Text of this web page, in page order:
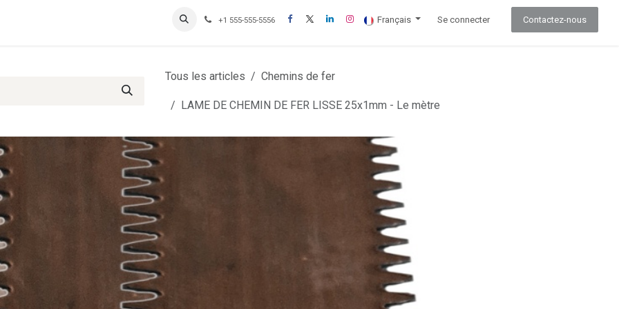
Inscription Clients professionnels+1 555-555-5556 Français Se connecter Contactez-nous
Tous les articles Chemins de fer
LAME DE CHEMIN DE FER LISSE 25x1mm - Le mètre